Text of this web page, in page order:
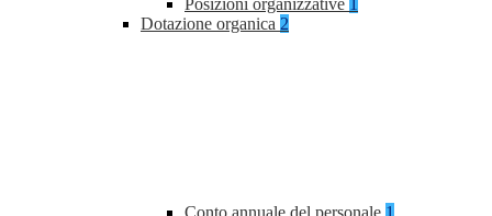
Posizioni organizzative 1
Dotazione organica 2